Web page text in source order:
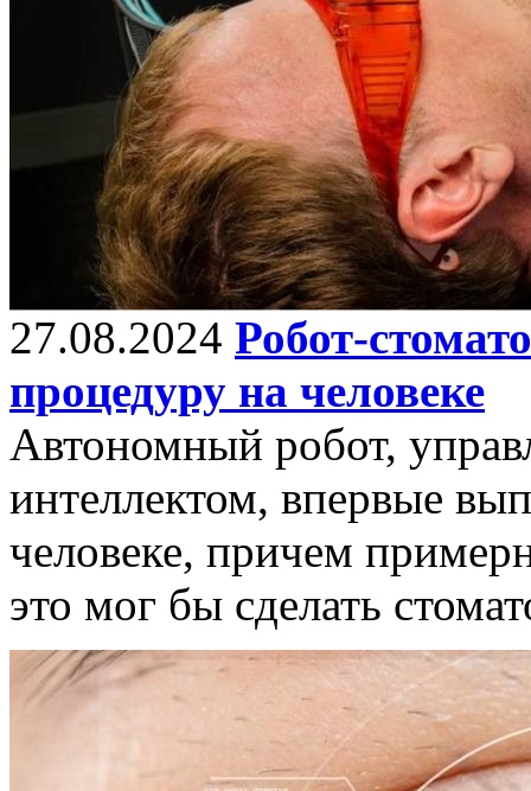
27.08.2024 Робот-
процедуру на человеке
Автономный робот,
интеллектом, впервые
человеке, причем
это мог бы сделать